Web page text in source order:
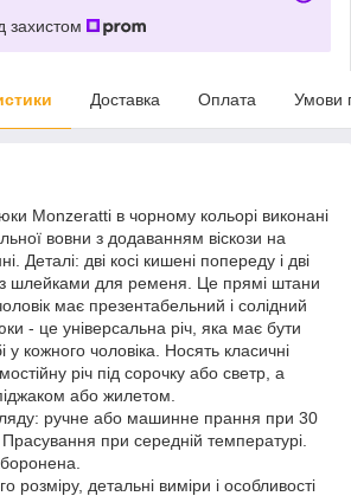
захистом
Доставка Оплата Умови
Monzeratti в чорному кольорі виконані
вовни з додаванням віскози на
Деталі: дві косі кишені попереду і дві
з шлейками для ременя. Це прямі штани
має презентабельний і солідний
- це універсальна річ, яка має бути
у кожного чоловіка. Носять класичні
річ під сорочку або светр, а
або жилетом.
ручне або машинне прання при 30
Прасування при середній температурі.
розміру, детальні виміри і особливості